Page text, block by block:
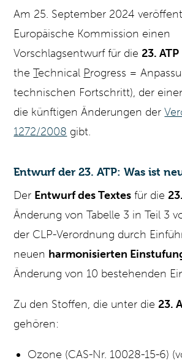
Am 25. September 2024
Europäische Kommission einen
Vorschlagsentwurf für die 23. ATP
theTechnical Progress =
technischen Fortschritt), der
die künftigen Änderungen der
1272/2008 gibt.
Entwurf der 23. ATP: Was ist
Der Entwurf des Textes für die
Änderung von Tabelle 3 in Teil 3
der CLP-Verordnung durch
neuen harmonisierten
Änderung von 10 bestehenden
Zu den Stoffen, die unter die 23.
gehören:
Ozone (CAS-Nr. 10028-15-6)